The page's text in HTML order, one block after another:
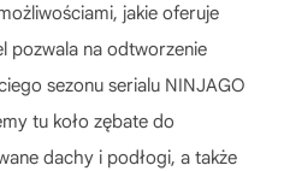
jakie oferuje
pozwala na odtworzenie
sezonu serialu NINJAGO
tu koło zębate do
dachy i podłogi, a także